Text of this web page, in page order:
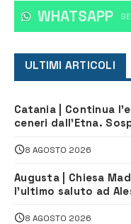
WHATSAPP
ULTIMI ARTICOLI
Catania | Continua
ceneri dall’Etna.
8 AGOSTO 2026
Augusta | Chiesa
l’ultimo saluto ad
8 AGOSTO 2026